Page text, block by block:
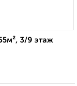
3/9 этаж